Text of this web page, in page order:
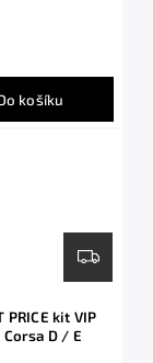
košíku
kit VIP
D / E